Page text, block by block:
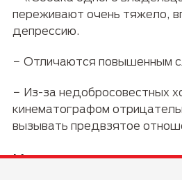
переживают очень тяжело,
депрессию.
− Отличаются повышенным
− Из-за недобросовестных
кинематографом
вызывать предвзятое
Какие продукты